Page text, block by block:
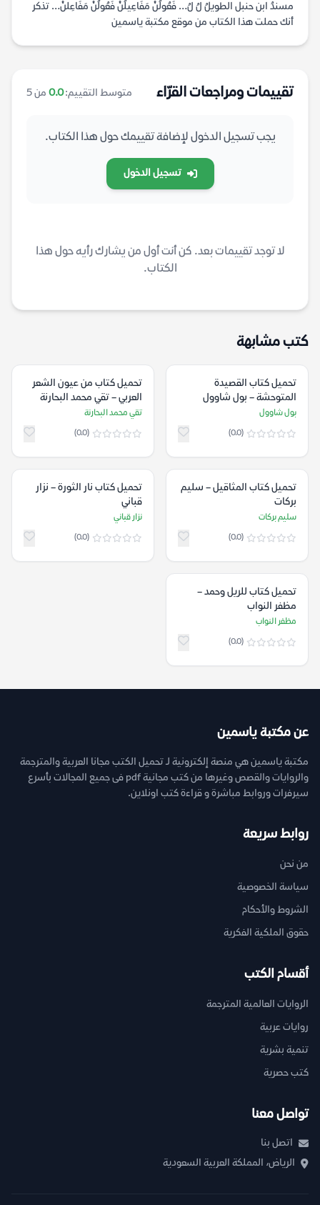
مسندُ ابن حنبل الطويلُ لُ لُ… فَعُولُنْ مَفَاعِيلُنْ فَعُولُنْ مَفَاعِلنْ… تذكر
أنك حملت هذا الكتاب من موقع مكتبة ياسمين
تقييمات ومراجعات القرّاء متوسط التقييم:0.0 من 5
يجب تسجيل الدخول لإضافة تقييمك حول هذا الكتاب.
تسجيل الدخول
لا توجد تقييمات بعد. كن أنت أول من يشارك رأيه حول هذا
الكتاب.
كتب مشابهة
تحميل كتاب القصيدة
المتوحشة – بول شاوول
بول شاوول
(0.0)
تحميل كتاب من عيون الشعر
العربي – تقي محمد البحارنة
تقي محمد البحارنة
(0.0)
تحميل كتاب المثاقيل – سليم
بركات
سليم بركات
(0.0)
تحميل كتاب نار الثورة – نزار
قباني
نزار قباني
(0.0)
تحميل كتاب للريل وحمد –
مظفر النواب
مظفر النواب
(0.0)
عن مكتبة ياسمين
مكتبة ياسمين هي منصة إلكترونية لـ تحميل الكتب مجانا العربية والمترجمة
والروايات والقصص وغيرها من كتب مجانية pdf فى جميع المجالات بأسرع
سيرفرات وروابط مباشرة و قراءة كتب اونلاين.
روابط سريعة
من نحن
سياسة الخصوصية
الشروط والأحكام
حقوق الملكية الفكرية
أقسام الكتب
الروايات العالمية المترجمة
روايات عربية
تنمية بشرية
كتب حصرية
تواصل معنا
اتصل بنا
الرياض، المملكة العربية السعودية